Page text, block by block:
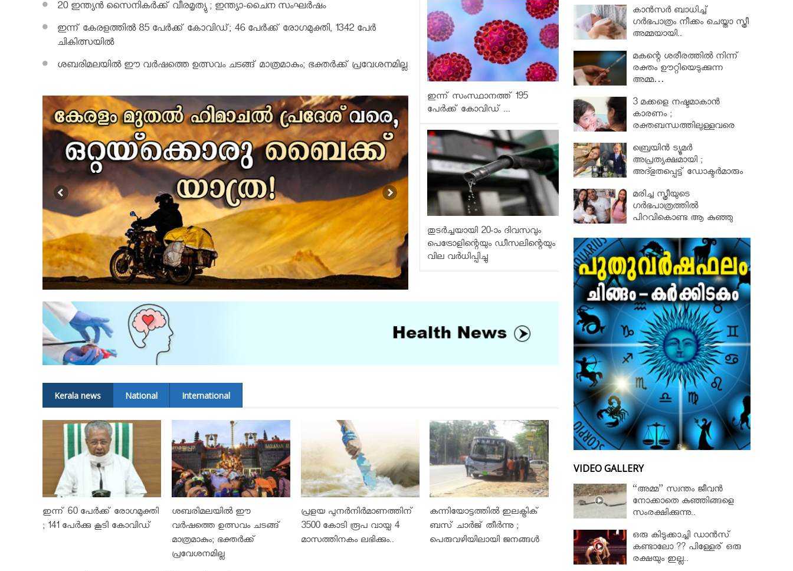
20 ഇന്ത്യൻ സൈനികർക്ക് വീരമൃത്യു ; ഇന്ത്യാ-ചൈന സംഘർഷം
ഇന്ന് കേരളത്തിൽ 85 പേർക്ക് കോവിഡ്; 46 പേർക്ക് രോഗമുക്തി, 1342 പേർ
ചികിത്സയിൽ
ശബരിമലയില്‍ ഈ വർഷത്തെ ഉത്സവം ചടങ്ങ് മാത്രമാകും; ഭക്തർക്ക് പ്രവേശനമില്ല
ഇന്ന് സംസ്ഥാനത്ത് 195
പേര്‍ക്ക് കോവിഡ് ...
തുടർച്ചയായി 20-ാം ദിവസവും
പെട്രോളിന്റെയും ഡീസലിന്റെയും
വില വര്‍ധിപ്പിച്ചു
Kerala news National International
ഇന്ന് 60 പേർക്ക് രോഗമുക്തി
; 141 പേര്‍ക്കു കൂടി കോവിഡ്
ശബരിമലയില്‍ ഈ
വർഷത്തെ ഉത്സവം ചടങ്ങ്
മാത്രമാകും; ഭക്തർക്ക്
പ്രവേശനമില്ല
പ്രളയ പുനർനിർമാണത്തിന്
3500 കോടി രൂപ വായ്പ 4
മാസത്തിനകം ലഭിക്കും..
കന്നിയോട്ടത്തില്‍ ഇലക്ട്രിക്
ബസ് ചാര്‍ജ് തീര്‍ന്നു ;
പെരുവഴിയിലായി ജനങ്ങൾ
കാൻസർ ബാധിച്ച്
ഗർഭപാത്രം നീക്കം ചെയ്താ സ്ത്രീ
അമ്മയായി..
മകന്റെ ശരീരത്തില്‍ നിന്ന്
രക്തം ഊറ്റിയെടുക്കുന്ന
അമ്മ…
3 മക്കളെ നഷ്ടമാകാൻ
കാരണം ;
രക്തബന്ധത്തിലുള്ളവരെ
ബ്രെയിൻ ട്യൂമർ
അപ്രത്യക്ഷമായി ;
അദ്ഭുതപ്പെട്ട് ഡോക്ടർമാരും
മരിച്ച സ്ത്രീയുടെ
ഗര്‍ഭപാത്രത്തില്‍
പിറവികൊണ്ട ആ കുഞ്ഞു
VIDEO GALLERY
“അമ്മ” സ്വന്തം ജീവൻ
നോക്കാതെ കുഞ്ഞിങ്ങളെ
സംരക്ഷിക്കുന്നു..
ഒരു കിടുക്കാച്ചി ഡാൻസ്
കണ്ടാലോ ?? പിള്ളേര് ഒരു
രക്ഷയും ഇല്ല..